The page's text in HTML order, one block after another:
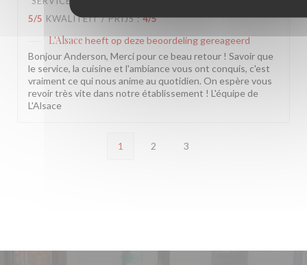
5/5 KWALITEIT / PRIJS: 4/5
L'Alsace heeft op deze beoordeling gereageerd
Bonjour Anderson, Merci pour ce beau retour ! Savoir que
le service, la cuisine et l'ambiance vous ont conquis, c'est
vraiment ce qui nous anime au quotidien. On espère vous
revoir très vite dans notre établissement ! L'équipe de
L'Alsace
1 2 3